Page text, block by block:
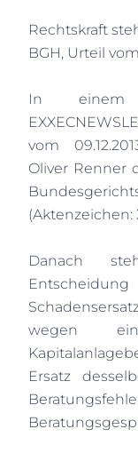
Rechtskraft
BGH, Urteil vom
In einem
vom
Oliver Renner
(Aktenzeichen:
Danach
wegen
Ersatz